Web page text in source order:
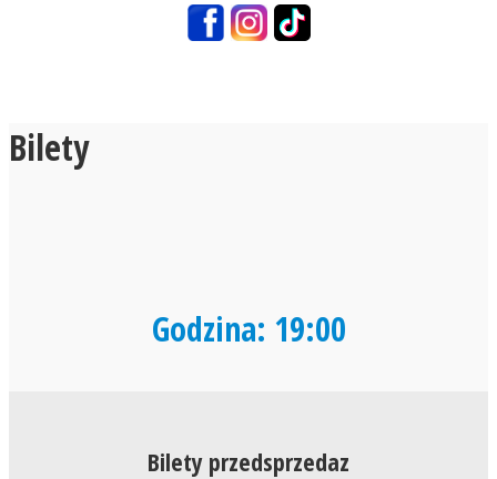
Bilety
Godzina: 19:00
Bilety przedsprzedaz